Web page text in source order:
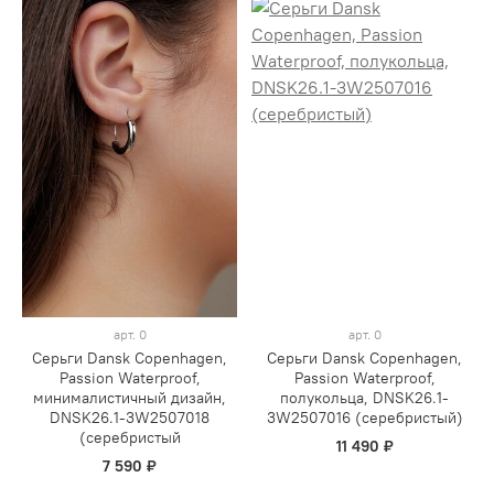
арт. 0
Серьги Dansk Copenhagen,
Passion Waterproof,
минималистичный дизайн,
DNSK26.1-3W2507018
(серебристый
7 590 ₽
арт. 0
Серьги Dansk Copenhagen,
Passion Waterproof,
полукольца, DNSK26.1-
3W2507016 (серебристый)
11 490 ₽